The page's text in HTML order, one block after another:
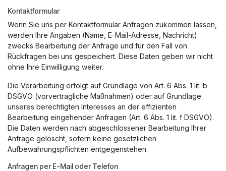
Kontaktformular
Wenn Sie uns per Kontaktformular Anfragen zukommen lassen,
werden Ihre Angaben (Name, E-Mail-Adresse, Nachricht)
zwecks Bearbeitung der Anfrage und für den Fall von
Rückfragen bei uns gespeichert. Diese Daten geben wir nicht
ohne Ihre Einwilligung weiter.
Die Verarbeitung erfolgt auf Grundlage von Art. 6 Abs. 1 lit. b
DSGVO (vorvertragliche Maßnahmen) oder auf Grundlage
unseres berechtigten Interesses an der effizienten
Bearbeitung eingehender Anfragen (Art. 6 Abs. 1 lit. f DSGVO).
Die Daten werden nach abgeschlossener Bearbeitung Ihrer
Anfrage gelöscht, sofern keine gesetzlichen
Aufbewahrungspflichten entgegenstehen.
Anfragen per E-Mail oder Telefon